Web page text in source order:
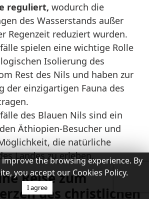
reguliert, wodurch die
des Wasserstands außer
Regenzeit reduziert wurden.
spielen eine wichtige Rolle
Isolierung des
Rest des Nils und haben zur
der einzigartigen Fauna des
des Blauen Nils sind ein
Äthiopien-Besucher und
die natürliche
Landes zu erleben.
Reise zum
des christlichen
the browsing experience. By
you accept our Cookies Policy.
I agree